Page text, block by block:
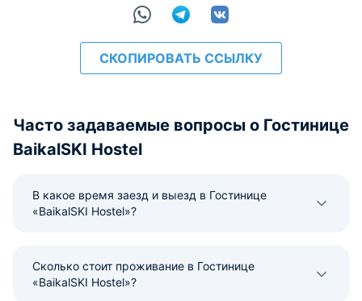
СКОПИРОВАТЬ ССЫЛКУ
Часто задаваемые вопросы о Гостинице
BaikalSKI Hostel
В какое время заезд и выезд в Гостинице
«BaikalSKI Hostel»?
Сколько стоит проживание в Гостинице
«BaikalSKI Hostel»?